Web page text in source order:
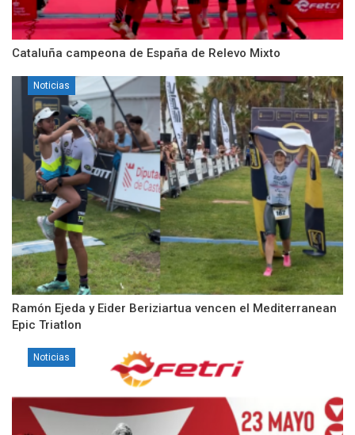
Cataluña campeona de España de Relevo Mixto
Noticias
Ramón Ejeda y Eider Beriziartua vencen el Mediterranean
Epic Triatlon
Noticias